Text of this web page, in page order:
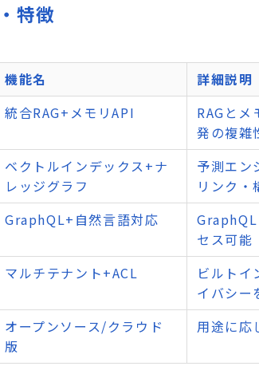
特徴
機能名
詳細説明
統合RAG+メモリAPI
RAGと
発の複雑
ベクトルインデックス+ナ
レッジグラフ
予測エン
リンク・
GraphQL+自然言語対応
GraphQL
セス可能
マルチテナント+ACL
ビルトイ
イバシー
オープンソース/クラウド
版
用途に応